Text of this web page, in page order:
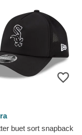
buet sort snapback